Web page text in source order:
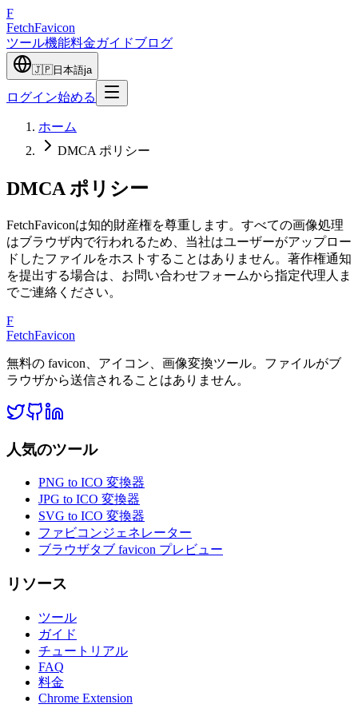
F
FetchFavicon
ツール機能料金ガイドブログ
🇯🇵日本語ja
ログイン始める
ホーム
DMCA ポリシー
DMCA ポリシー
FetchFaviconは知的財産権を尊重します。すべての画像処理
はブラウザ内で行われるため、当社はユーザーがアップロー
ドしたファイルをホストすることはありません。著作権通知
を提出する場合は、お問い合わせフォームから指定代理人ま
でご連絡ください。
F
FetchFavicon
無料の favicon、アイコン、画像変換ツール。ファイルがブ
ラウザから送信されることはありません。
人気のツール
PNG to ICO 変換器
JPG to ICO 変換器
SVG to ICO 変換器
ファビコンジェネレーター
ブラウザタブ favicon プレビュー
リソース
ツール
ガイド
チュートリアル
FAQ
料金
Chrome Extension